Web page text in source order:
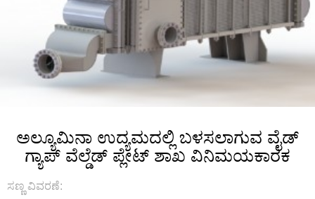
ಅಲ್ಯೂಮಿನಾ ಉದ್ಯಮದಲ್ಲಿ ಬಳಸಲಾಗುವ ವೈಡ್
ಗ್ಯಾಪ್ ವೆಲ್ಡೆಡ್ ಪ್ಲೇಟ್ ಶಾಖ ವಿನಿಮಯಕಾರಕ
ಸಣ್ಣ ವಿವರಣೆ: